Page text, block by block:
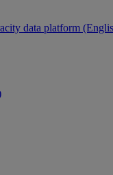
data platform